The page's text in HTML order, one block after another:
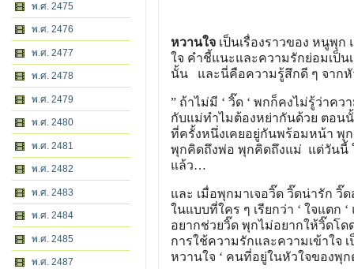
พ.ศ. 2475
พ.ศ. 2476
พ.ศ. 2477
พ.ศ. 2478
พ.ศ. 2479
พ.ศ. 2480
พ.ศ. 2481
พ.ศ. 2482
พ.ศ. 2483
พ.ศ. 2484
พ.ศ. 2485
พ.ศ. 2487
หวานใจ เป็นเรื่องราวของ หนูพุก
ใจ คำชี้แนะและความรักย่อมเป็
นั้น และนี่คือความรู้สึกดี ๆ จากหั
” ถ้าไม่มี ‘ วิ๊ด ‘ พกก็คงไม่รู้ว่าค
กับแม่ทำไมต้องหย่ากันด้วย ตอนนั้
ที่ครั้งหนึ่งเคยอยู่กันพร้อมหน้า พุ
พุกคิดถึงพ่อ พุกคิดถึงแม่ แต่วันนี้
แล้ว…
และ เมื่อพุกมาเจอวิ๊ด วิ๊ดน่ารัก
ในแบบที่ใคร ๆ เรียกว่า ‘ ใจแตก
อยากช่วยวิ๊ด พุกไม่อยากให้วิ๊ดโด
การใช้ความรักและความเข้าใจ
หวานใจ ‘ คนที่อยู่ในหัวใจของพุ